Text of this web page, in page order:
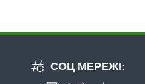
СОЦ МЕРЕЖІ: